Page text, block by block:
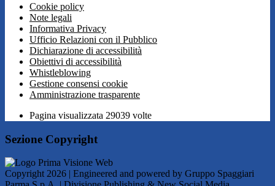
Cookie policy
Note legali
Informativa Privacy
Ufficio Relazioni con il Pubblico
Dichiarazione di accessibilità
Obiettivi di accessibilità
Whistleblowing
Gestione consensi cookie
Amministrazione trasparente
Pagina visualizzata 29039 volte
Sezione Copyright
Copyright 2026 | Engineered and powered by Gruppo Spaggiari